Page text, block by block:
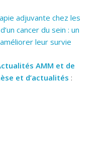
adjuvante chez les
cancer du sein : un
leur survie
AMM et de
et d’actualités :